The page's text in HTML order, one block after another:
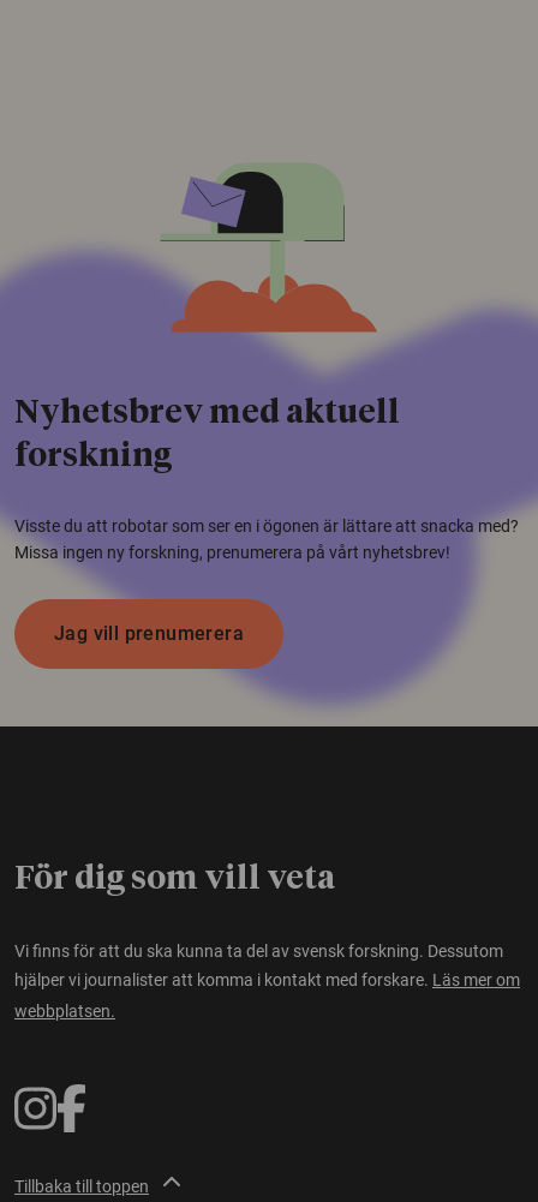
Nyhetsbrev med aktuell
forskning
Visste du att robotar som ser en i ögonen är lättare att snacka med?
Missa ingen ny forskning, prenumerera på vårt nyhetsbrev!
Jag vill prenumerera
För dig som vill veta
Vi finns för att du ska kunna ta del av svensk forskning. Dessutom
hjälper vi journalister att komma i kontakt med forskare. Läs mer om
webbplatsen.
Tillbaka till toppen